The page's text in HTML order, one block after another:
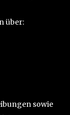
über:
sowie